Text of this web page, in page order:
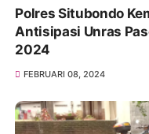
Polres Situbondo
Antisipasi Unras
2024
FEBRUARI 08, 2024